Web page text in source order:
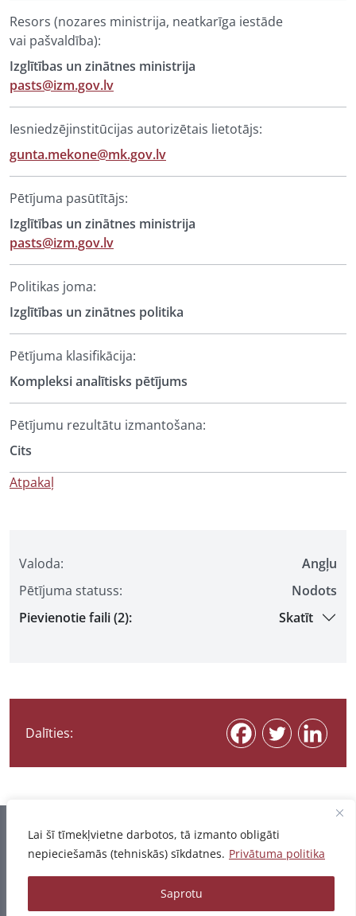
Lai šī tīmekļvietne darbotos, tā izmanto obligāti
nepieciešamās (tehniskās) sīkdatnes. Privātuma politika
Saprotu
Valoda:
Angļu
Pētījuma statuss:
Nodots
Pievienotie faili (2):
Skatīt
Dalīties:
Resors (nozares ministrija, neatkarīga iestāde
vai pašvaldība):
Izglītības un zinātnes ministrija
pasts@izm.gov.lv
Iesniedzējinstitūcijas autorizētais lietotājs:
gunta.mekone@mk.gov.lv
Pētījuma pasūtītājs:
Izglītības un zinātnes ministrija
pasts@izm.gov.lv
Politikas joma:
Izglītības un zinātnes politika
Pētījuma klasifikācija:
Kompleksi analītisks pētījums
Pētījumu rezultātu izmantošana:
Cits
Atpakaļ
Informācija pēdējo reizi atjaunota 07.08.2026
© 2026 - Pētījumu un publikāciju datubāze